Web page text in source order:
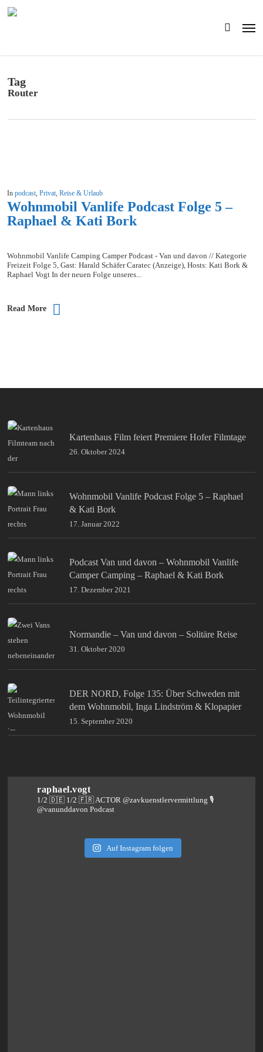
search
Tag
Router
Inpodcast,Privat,Reise & Urlaub
Wohnmobil Vanlife Podcast Folge 5 –
Raphael & Kati Bork
Wohnmobil Vanlife Camping Camper Podcast - Van und davon // Kategorie
Freizeit Folge 5, Gast: Harald Schäfer Caratec (Anzeige), Hosts: Kati Bork &
Raphael Vogt In der neuen Folge unseres...
Read More
Kartenhaus Film feiert Premiere Hofer Filmtage
26. Oktober 2024
Wohnmobil Vanlife Podcast Folge 5 – Raphael
& Kati Bork
17. Januar 2022
Podcast Van und davon – Wohnmobil Vanlife
Camper Camping – Raphael & Kati Bork
17. Dezember 2021
Normandie – Van und davon – Solitäre Reise
31. Oktober 2020
DER NORD, Folge 135: Über Schweden mit
dem Wohnmobil, Inga Lindström & Klopapier
15. September 2020
raphael.vogt
1/2 🇩🇪 1/2 🇫🇷 ACTOR @zavkuenstlervermittlung🎙️
@vanunddavon Podcast
Auf Instagram folgen